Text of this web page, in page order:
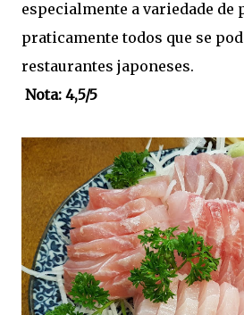
especialmente a variedade de
praticamente todos que se
restaurantes japoneses.
Nota: 4,5/5